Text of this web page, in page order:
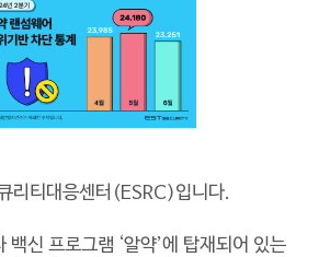
리티대응센터(ESRC)입니다.
신 프로그램 ‘알약’에 탑재되어 있는